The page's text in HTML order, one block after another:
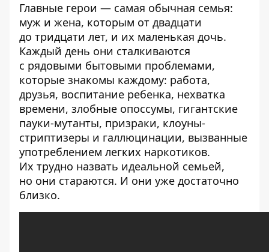
Главные герои — самая обычная семья:
муж и жена, которым от двадцати
до тридцати лет, и их маленькая дочь.
Каждый день они сталкиваются
с рядовыми бытовыми проблемами,
которые знакомы каждому: работа,
друзья, воспитание ребенка, нехватка
времени, злобные опоссумы, гигантские
пауки-мутанты, призраки, клоуны-
стриптизеры и галлюцинации, вызванные
употреблением легких наркотиков.
Их трудно назвать идеальной семьей,
но они стараются. И они уже достаточно
близко.